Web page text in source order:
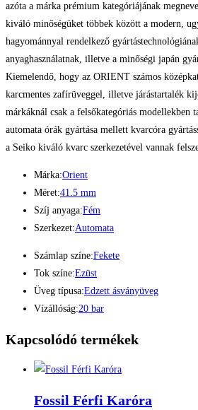
azóta a márka prémium kategóriájának
kiváló minőségüket többek között a modern,
hagyománnyal rendelkező
anyaghasználatnak, illetve a minőségi japán
Kiemelendő, hogy az ORIENT számos
karcmentes zafírüveggel, illetve járástartalék
márkáknál csak a felsőkategóriás modellekben
automata órák gyártása mellett kvarcóra
a Seiko kiváló kvarc szerkezetével vannak
Márka:Orient
Méret:41.5 mm
Szíj anyaga:Fém
Szerkezet:Automata
Számlap színe:Fekete
Tok színe:Ezüst
Üveg típusa:Edzett ásványüveg
Vízállóság:20 bar
Kapcsolódó termékek
Fossil Férfi Karóra